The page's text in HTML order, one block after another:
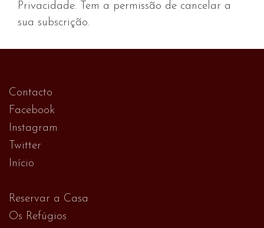
Privacidade. Tem a permissão de cancelar a
sua subscrição.
Contacto
Facebook
Instagram
Twitter
Início
Reservar a Casa
Os Refúgios